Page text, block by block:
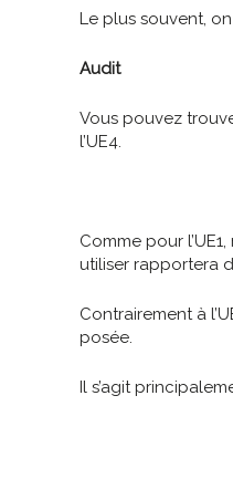
Le plus souvent,
Audit
Vous pouvez
l’UE4.
Comme pour
utiliser rapportera
Contrairement à
posée.
Il s’agit